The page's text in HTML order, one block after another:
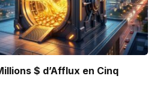
$ d’Afflux en Cinq